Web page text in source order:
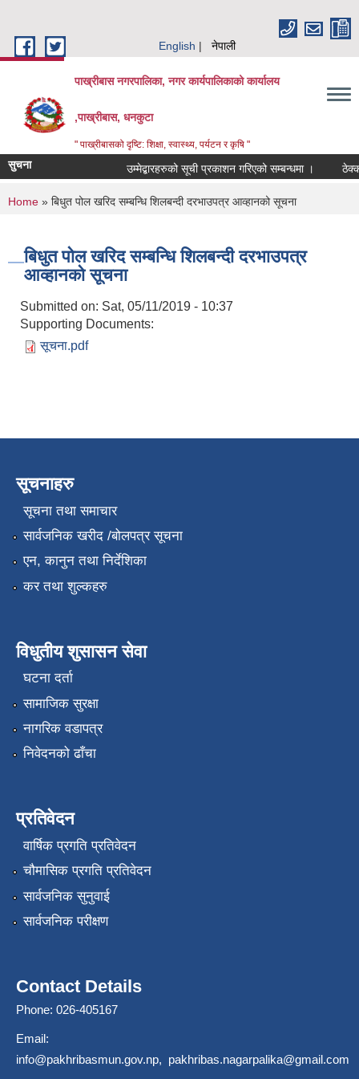
English नेपाली
पाख्रीबास नगरपालिका, नगर कार्यपालिकाको कार्यालय
,पाख्रीबास, धनकुटा
" पाख्रीबासको दृष्टि: शिक्षा, स्वास्थ्य, पर्यटन र कृषि "
सुचना उम्मेद्बारहरुको सूची प्रकाशन गरिएको सम्बन्धमा ।
You are here
Home » बिधुत पोल खरिद सम्बन्धि शिलबन्दी दरभाउपत्र आव्हानको सूचना
बिधुत पोल खरिद सम्बन्धि शिलबन्दी दरभाउपत्र
आव्हानको सूचना
Submitted on: Sat, 05/11/2019 - 10:37
Supporting Documents:
सूचना.pdf
सूचनाहरु
सूचना तथा समाचार
सार्वजनिक खरीद /बोलपत्र सूचना
एन, कानुन तथा निर्देशिका
कर तथा शुल्कहरु
विधुतीय शुसासन सेवा
घटना दर्ता
सामाजिक सुरक्षा
नागरिक वडापत्र
निवेदनको ढाँचा
प्रतिवेदन
वार्षिक प्रगति प्रतिवेदन
चौमासिक प्रगति प्रतिवेदन
सार्वजनिक सुनुवाई
सार्वजनिक परीक्षण
Contact Details
Phone: 026-405167
Email:
info@pakhribasmun.gov.np, pakhribas.nagarpalika@gmail.com